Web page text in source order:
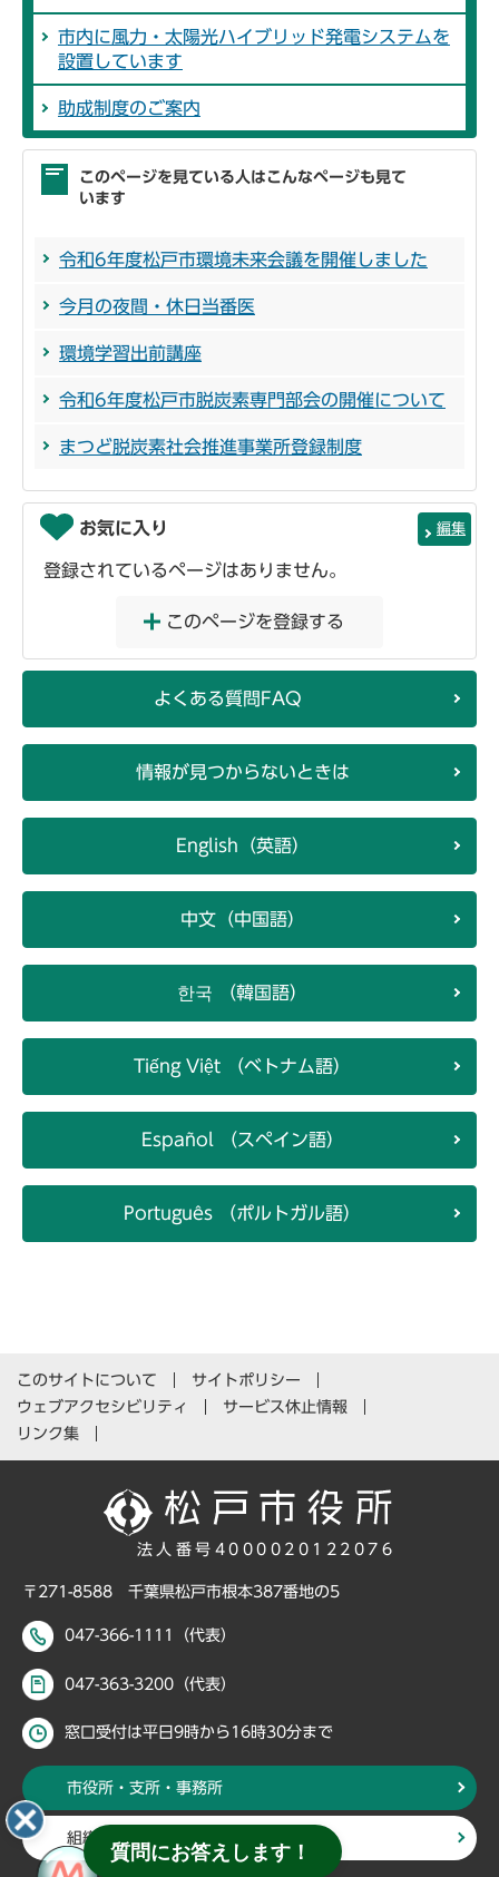
市内に風力・太陽光ハイブリッド発電システムを
設置しています
助成制度のご案内
このページを見ている人はこんなページも見て
います
令和6年度松戸市環境未来会議を開催しました
今月の夜間・休日当番医
環境学習出前講座
令和6年度松戸市脱炭素専門部会の開催について
まつど脱炭素社会推進事業所登録制度
お気に入り 編集
登録されているページはありません。
このページを登録する
よくある質問FAQ
情報が見つからないときは
English（英語）
中文（中国語）
한국 （韓国語）
Tiếng Việt （ベトナム語）
Español （スペイン語）
Português （ポルトガル語）
このサイトについて
サイトポリシー
ウェブアクセシビリティ
サービス休止情報
リンク集
法人番号4000020122076
〒271-8588 千葉県松戸市根本387番地の5
047-366-1111（代表）
047-363-3200（代表）
窓口受付は平日9時から16時30分まで
市役所・支所・事務所
組織・部署から探す
質問にお答えします！